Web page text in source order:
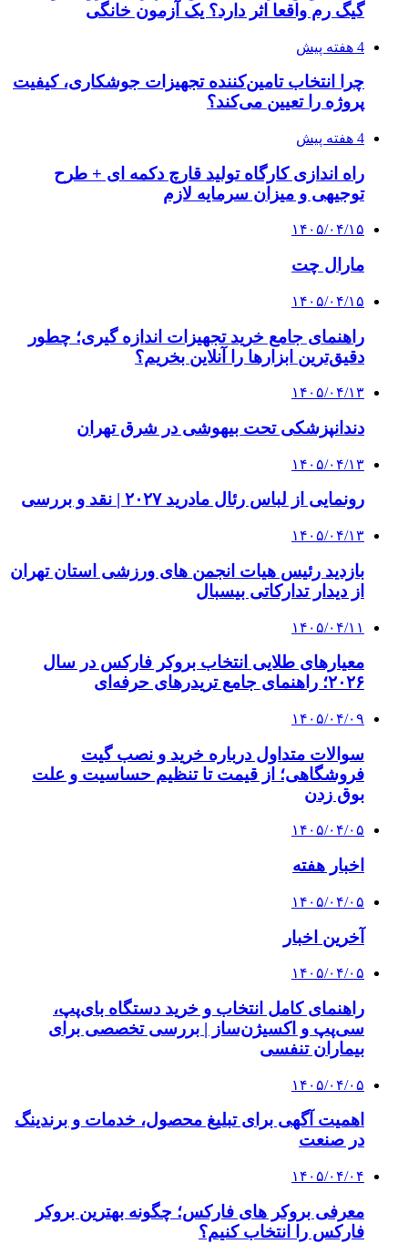
گیگ رم واقعا اثر دارد؟ یک آزمون خانگی
4 هفته پیش
چرا انتخاب تامین‌کننده تجهیزات جوشکاری، کیفیت
پروژه را تعیین می‌کند؟
4 هفته پیش
راه اندازی کارگاه تولید قارچ دکمه ای + طرح
توجیهی و میزان سرمایه لازم
۱۴۰۵/۰۴/۱۵
مارال چت
۱۴۰۵/۰۴/۱۵
راهنمای جامع خرید تجهیزات اندازه گیری؛ چطور
دقیق‌ترین ابزارها را آنلاین بخریم؟
۱۴۰۵/۰۴/۱۳
دندانپزشکی تحت بیهوشی در شرق تهران
۱۴۰۵/۰۴/۱۳
رونمایی از لباس رئال مادرید ۲۰۲۷ | نقد و بررسی
۱۴۰۵/۰۴/۱۳
بازدید رئیس هیات انجمن های ورزشی استان تهران
از دیدار تدارکاتی بیسبال
۱۴۰۵/۰۴/۱۱
معیارهای طلایی انتخاب بروکر فارکس در سال
۲۰۲۶؛ راهنمای جامع تریدرهای حرفه‌ای
۱۴۰۵/۰۴/۰۹
سوالات متداول درباره خرید و نصب گیت
فروشگاهی؛ از قیمت تا تنظیم حساسیت و علت
بوق زدن
۱۴۰۵/۰۴/۰۵
اخبار هفته
۱۴۰۵/۰۴/۰۵
آخرین اخبار
۱۴۰۵/۰۴/۰۵
راهنمای کامل انتخاب و خرید دستگاه بای‌پپ،
سی‌پپ و اکسیژن‌ساز | بررسی تخصصی برای
بیماران تنفسی
۱۴۰۵/۰۴/۰۵
اهمیت آگهی برای تبلیغ محصول، خدمات و برندینگ
در صنعت
۱۴۰۵/۰۴/۰۴
معرفی بروکر های فارکس؛ چگونه بهترین بروکر
فارکس را انتخاب کنیم؟